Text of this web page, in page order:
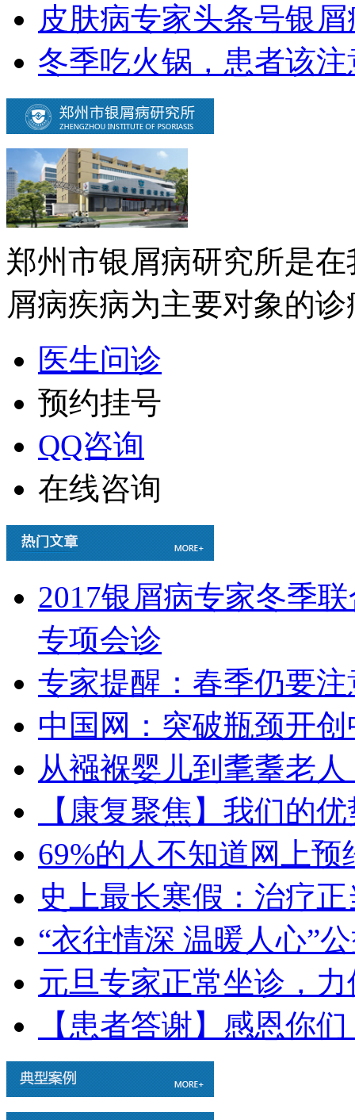
皮肤病专家头条号银屑
冬季吃火锅，患者该
郑州市银屑病研究所是
屑病疾病为主要对象的
医生问诊
预约挂号
QQ咨询
在线咨询
2017银屑病专家冬季
专项会诊
专家提醒：春季仍要
中国网：突破瓶颈开
从襁褓婴儿到耄耋老
【康复聚焦】我们的
69%的人不知道网上
史上最长寒假：治疗
“衣往情深 温暖人心”
元旦专家正常坐诊，力
【患者答谢】感恩你